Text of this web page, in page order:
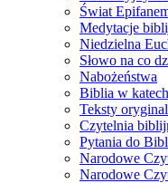
Świat
Medytacje
Niedzielna
Słowo na co
Nabożeństwa
Biblia w
Teksty
Czytelnia
Pytania do
Narodowe
Narodowe